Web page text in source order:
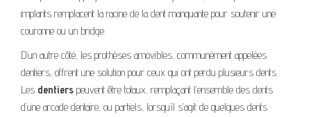
implants remplacent la racine de la dent manquante pour soutenir une
couronne ou un bridge.
D’un autre côté, les prothèses amovibles, communément appelées
dentiers, offrent une solution pour ceux qui ont perdu plusieurs dents.
Les dentiers peuvent être totaux, remplaçant l’ensemble des dents
d’une arcade dentaire, ou partiels, lorsqu’il s’agit de quelques dents